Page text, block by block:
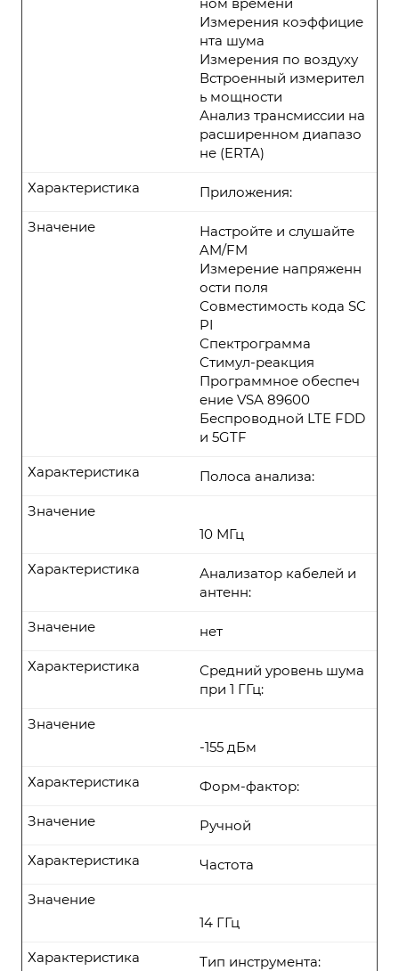
Измерения коэффицие
нта шума
Измерения по воздуху
Встроенный измерител
ь мощности
Анализ трансмиссии на
расширенном диапазо
не (ERTA)
Приложения:
Характеристика
Настройте и слушайте
AM/FM
Измерение напряженн
ости поля
Совместимость кода SC
PI
Спектрограмма
Стимул-реакция
Программное обеспеч
ение VSA 89600
Беспроводной LTE FDD
и 5GTF
Значение
Полоса анализа:
Характеристика
10 МГц
Значение
Анализатор кабелей и
антенн:
Характеристика
нет
Значение
Средний уровень шума
при 1 ГГц:
Характеристика
-155 дБм
Значение
Форм-фактор:
Характеристика
Ручной
Значение
Частота
Характеристика
14 ГГц
Значение
Тип инструмента:
Характеристика